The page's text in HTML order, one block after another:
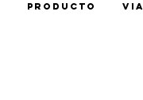
Producto